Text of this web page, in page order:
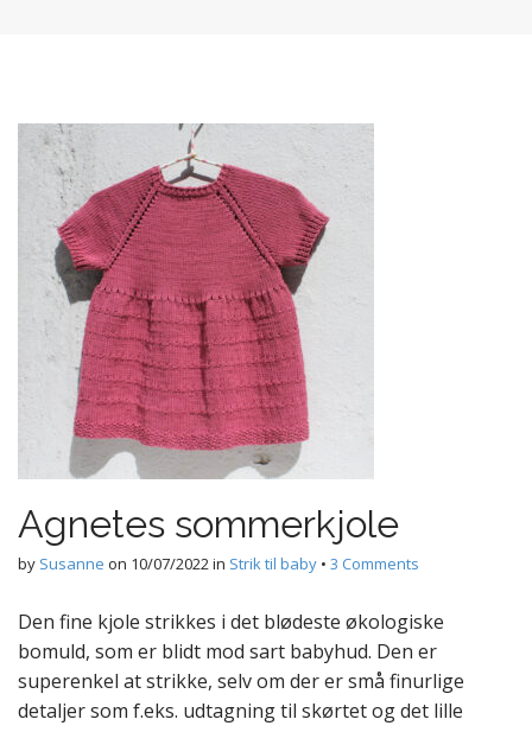
Agnetes sommerkjole
by Susanne on 10/07/2022in Strik til baby • 3 Comments
Den fine kjole strikkes i det blødeste økologiske
bomuld, som er blidt mod sart babyhud. Den er
superenkel at strikke, selv om der er små finurlige
detaljer som f.eks. udtagning til skørtet og det lille